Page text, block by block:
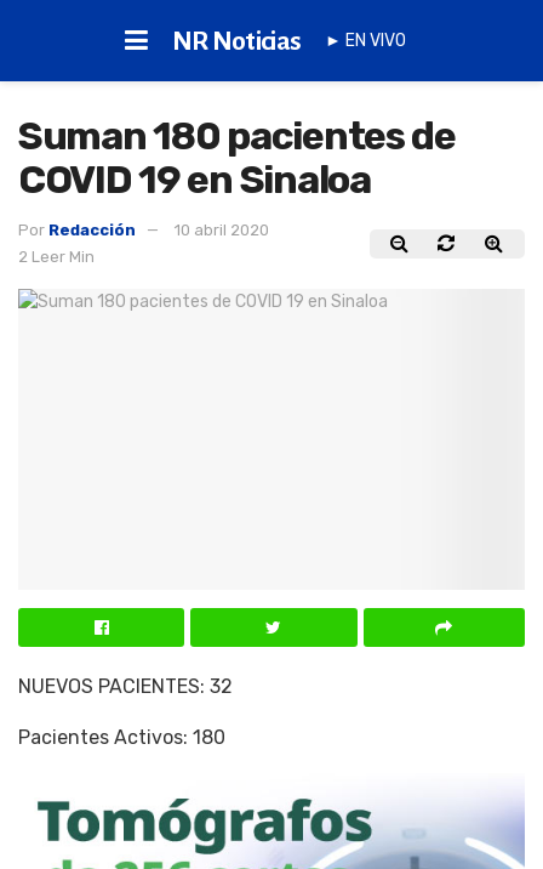
NR Noticias ► EN VIVO
Suman 180 pacientes de
COVID 19 en Sinaloa
Por Redacción
10 abril 2020
2 Leer Min
NUEVOS PACIENTES: 32
Pacientes Activos: 180